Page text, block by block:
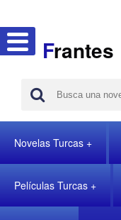
Frantes
Novelas Turcas
Películas Turcas